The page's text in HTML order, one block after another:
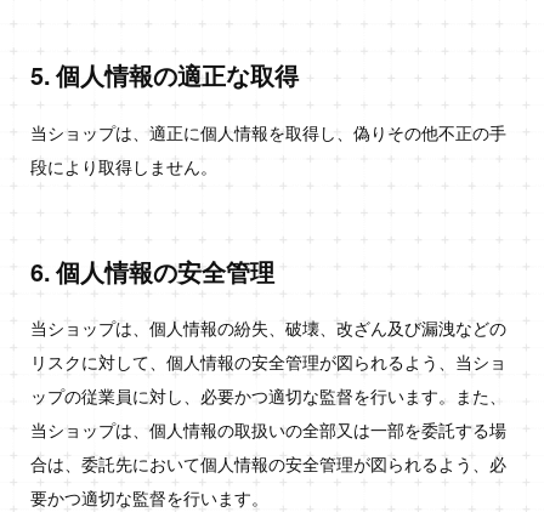
5. 個人情報の適正な取得
当ショップは、適正に個人情報を取得し、偽りその他不正の手
段により取得しません。
6. 個人情報の安全管理
当ショップは、個人情報の紛失、破壊、改ざん及び漏洩などの
リスクに対して、個人情報の安全管理が図られるよう、当ショ
ップの従業員に対し、必要かつ適切な監督を行います。また、
当ショップは、個人情報の取扱いの全部又は一部を委託する場
合は、委託先において個人情報の安全管理が図られるよう、必
要かつ適切な監督を行います。